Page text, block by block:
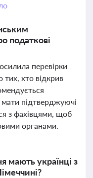
податкові
перевірки
хто відкрив
мати підтверджуючі
з фахівцями, щоб
органами.
мають українці з